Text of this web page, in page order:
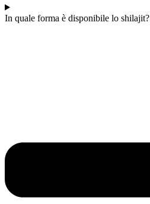
In quale forma è disponibile lo shilajit?